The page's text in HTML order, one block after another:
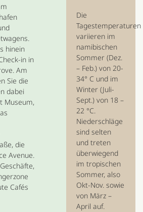
hinein
in in
Am
Sie die
dabei
Museum,
die
Avenue.
Cafés
Die
Tagestemperaturen
variieren im
namibischen
Sommer (Dez.
– Feb.) von 20-
34° C und im
Winter (Juli-
Sept.) von 18 –
22 °C.
Niederschläge
sind selten
und treten
überwiegend
im tropischen
Sommer, also
Okt-Nov. sowie
von März –
April auf.